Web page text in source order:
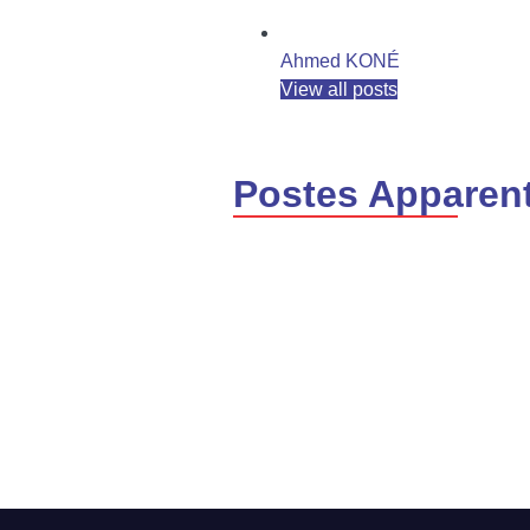
Ahmed KONÉ
View all posts
Postes